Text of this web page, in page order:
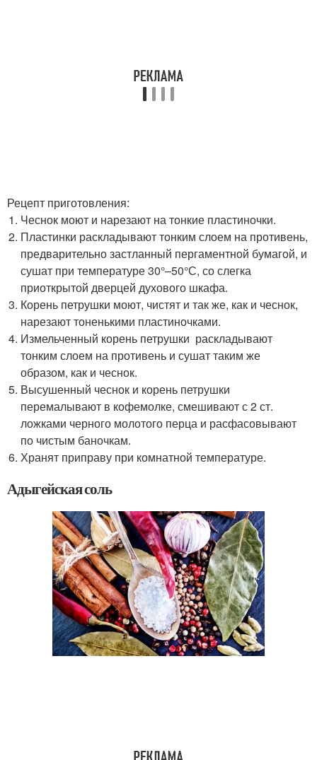
Рецепт приготовления:
Чеснок моют и нарезают на тонкие пластиночки.
Пластинки раскладывают тонким слоем на противень,
предварительно застланный пергаментной бумагой, и
сушат при температуре 30°–50°С, со слегка
приоткрытой дверцей духового шкафа.
Корень петрушки моют, чистят и так же, как и чеснок,
нарезают тоненькими пластиночками.
Измельченный корень петрушки раскладывают
тонким слоем на противень и сушат таким же
образом, как и чеснок.
Высушенный чеснок и корень петрушки
перемалывают в кофемолке, смешивают с 2 ст.
ложками черного молотого перца и расфасовывают
по чистым баночкам.
Хранят приправу при комнатной температуре.
Адыгейская соль